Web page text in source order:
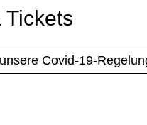
Tickets
Covid-19-